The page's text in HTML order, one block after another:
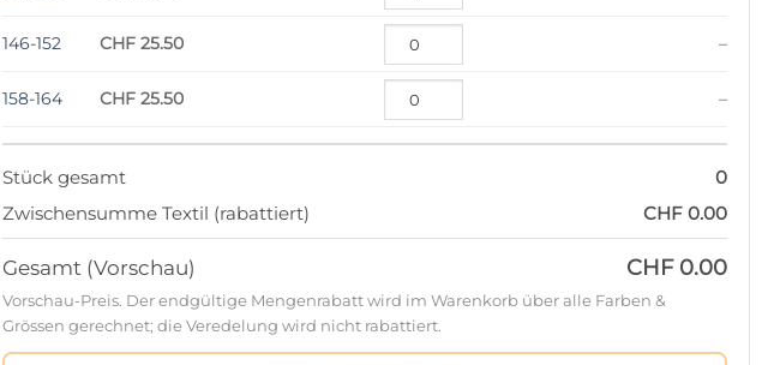
146-152 CHF 25.50 –
158-164 CHF 25.50 –
Stück gesamt
0
Zwischensumme Textil (rabattiert)
CHF 0.00
Gesamt (Vorschau) CHF 0.00
Vorschau-Preis. Der endgültige Mengenrabatt wird im Warenkorb über alle Farben &
Grössen gerechnet; die Veredelung wird nicht rabattiert.